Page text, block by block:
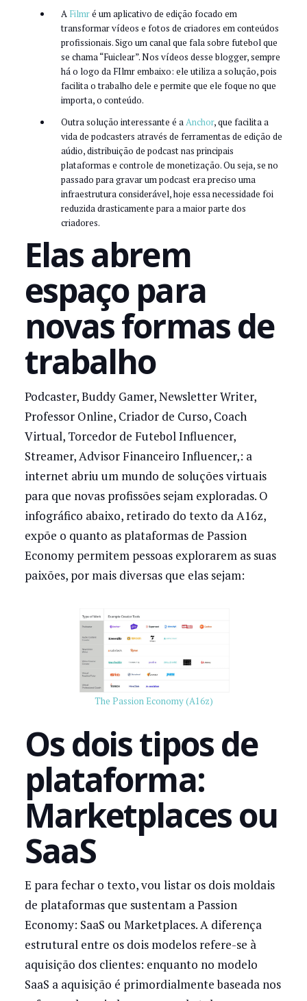
A Filmré um aplicativo de edição focado em
transformar vídeos e fotos de criadores em conteúdos
profissionais. Sigo um canal que fala sobre futebol que
se chama “Fuiclear”. Nos vídeos desse blogger, sempre
há o logo da FIlmr embaixo: ele utiliza a solução, pois
facilita o trabalho dele e permite que ele foque no que
importa, o conteúdo.
Outra solução interessante é a Anchor, que facilita a
vida de podcasters através de ferramentas de edição de
aúdio, distribuição de podcast nas principais
plataformas e controle de monetização. Ou seja, se no
passado para gravar um podcast era preciso uma
infraestrutura considerável, hoje essa necessidade foi
reduzida drasticamente para a maior parte dos
criadores.
Elas abrem
espaço para
novas formas de
trabalho
Podcaster, Buddy Gamer, Newsletter Writer,
Professor Online, Criador de Curso, Coach
Virtual, Torcedor de Futebol Influencer,
Streamer, Advisor Financeiro Influencer,: a
internet abriu um mundo de soluções virtuais
para que novas profissões sejam exploradas. O
infográfico abaixo, retirado do texto da A16z,
expõe o quanto as plataformas de Passion
Economy permitem pessoas explorarem as suas
paixões, por mais diversas que elas sejam:
The Passion Economy (A16z)
Os dois tipos de
plataforma:
Marketplaces ou
SaaS
E para fechar o texto, vou listar os dois moldais
de plataformas que sustentam a Passion
Economy: SaaS ou Marketplaces. A diferença
estrutural entre os dois modelos refere-se à
aquisição dos clientes: enquanto no modelo
SaaS a aquisição é primordialmente baseada nos